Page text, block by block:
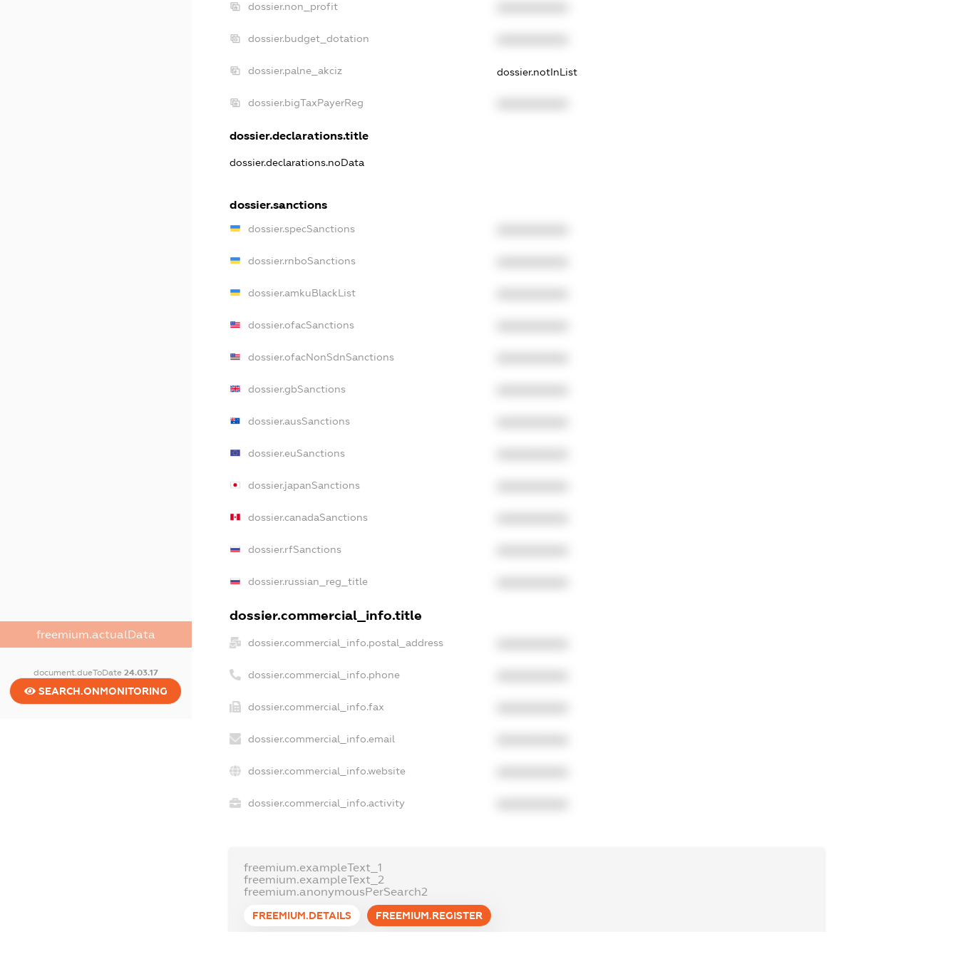
freemium.actualData
document.dueToDate 24.03.17
SEARCH.ONMONITORING
dossier.non_profit
dossier.budget_dotation
dossier.palne_akciz dossier.notInList
dossier.bigTaxPayerReg
dossier.declarations.title
dossier.declarations.noData
dossier.sanctions
dossier.specSanctions
dossier.rnboSanctions
dossier.amkuBlackList
dossier.ofacSanctions
dossier.ofacNonSdnSanctions
dossier.gbSanctions
dossier.ausSanctions
dossier.euSanctions
dossier.japanSanctions
dossier.canadaSanctions
dossier.rfSanctions
dossier.russian_reg_title
dossier.commercial_info.title
dossier.commercial_info.postal_address
dossier.commercial_info.phone
dossier.commercial_info.fax
dossier.commercial_info.email
dossier.commercial_info.website
dossier.commercial_info.activity
freemium.exampleText_1
freemium.exampleText_2
freemium.anonymousPerSearch2
FREEMIUM.DETAILS FREEMIUM.REGISTER